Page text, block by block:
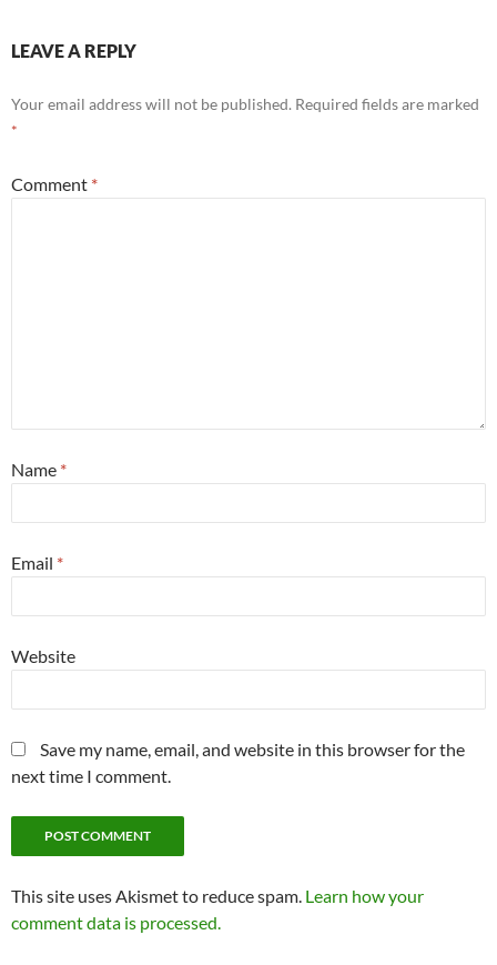
LEAVE A REPLY
Your email address will not be published. Required fields are marked
*
Comment *
Name *
Email *
Website
Save my name, email, and website in this browser for the
next time I comment.
This site uses Akismet to reduce spam. Learn how your
comment data is processed.